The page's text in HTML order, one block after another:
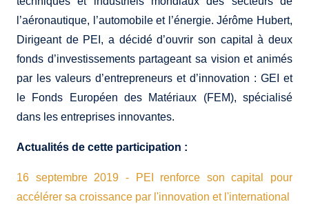
l’aéronautique, l’automobile et l’énergie. Jérôme Hubert,
Dirigeant de PEI, a décidé d’ouvrir son capital à deux
fonds d’investissements partageant sa vision et animés
par les valeurs d’entrepreneurs et d’innovation : GEI et
le Fonds Européen des Matériaux (FEM), spécialisé
dans les entreprises innovantes.
Actualités de cette participation :
16 septembre 2019 - PEI renforce son capital pour
accélérer sa croissance par l'innovation et l'international